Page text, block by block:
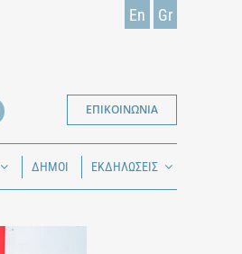
En Gr
ΕΠΙΚΟΙΝΩΝΙΑ
ΔΗΜΟΙ ΕΚΔΗΛΩΣΕΙΣ